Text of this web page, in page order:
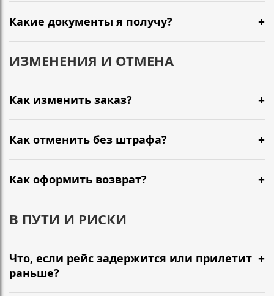
Какие документы я получу?
ИЗМЕНЕНИЯ И ОТМЕНА
Как изменить заказ?
Как отменить без штрафа?
Как оформить возврат?
В ПУТИ И РИСКИ
Что, если рейс задержится или прилетит
раньше?